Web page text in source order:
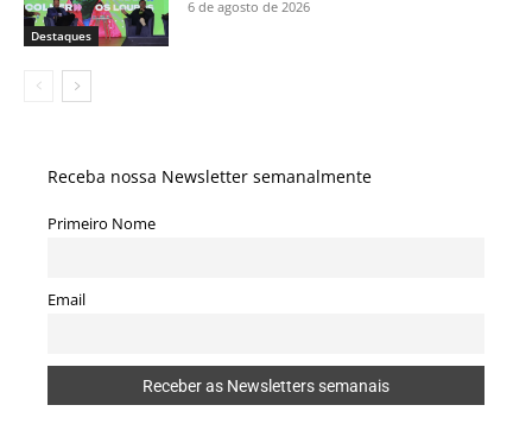
Destaques
6 de agosto de 2026
Receba nossa Newsletter semanalmente
Primeiro Nome
Email